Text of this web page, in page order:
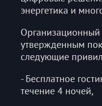
энергетика и
Организационный
утвержденным
следующие
- Бесплатное
течение 4 ночей,